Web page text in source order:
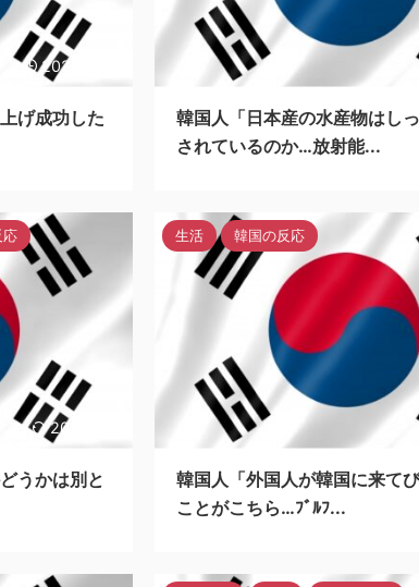
2023/5/27
げ成功した
韓国人「日本産の水産物はし
されているのか…放射能...
2024/5/6
応
うかは別と
生活 韓国の反応
韓国人「外国人が韓国に来て
ことがこちら…ﾌﾞﾙﾌ...